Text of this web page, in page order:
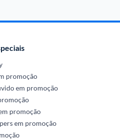
promoção
em promoção
promoção
em promoção